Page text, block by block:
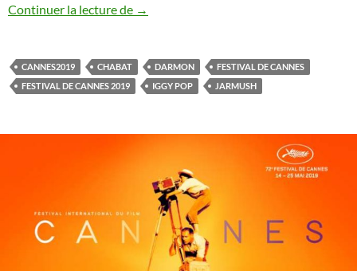
Continuer la lecture de Festival de Cannes 2019 : check list 2
→
CANNES2019 CHABAT DARMON
FESTIVAL DE CANNES
FESTIVAL DE CANNES 2019
IGGY POP JARMUSH